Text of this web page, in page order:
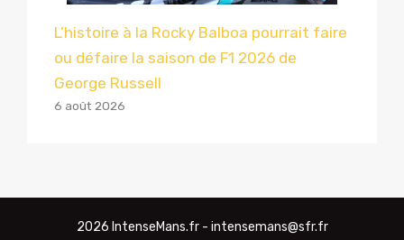
L’histoire à la Rocky Balboa pourrait faire
ou défaire la saison de F1 2026 de
George Russell
6 août 2026
2026 IntenseMans.fr - intensemans@sfr.fr